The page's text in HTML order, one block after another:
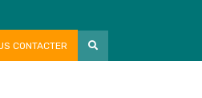
CONTACTER